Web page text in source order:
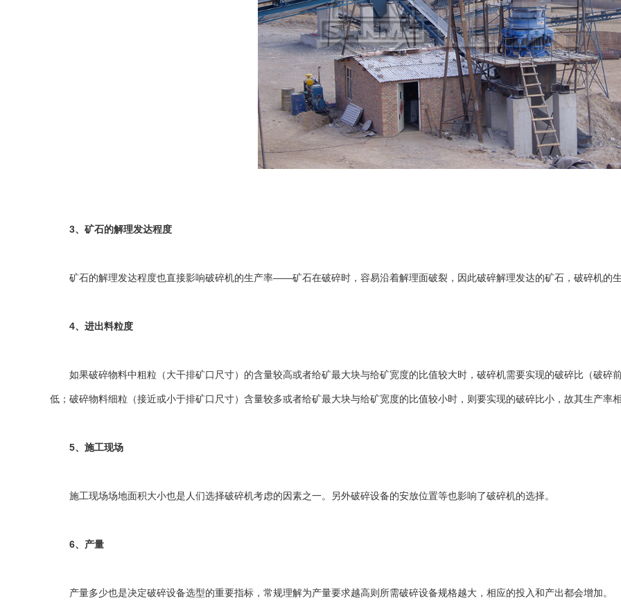
3、矿石的解理发达程度
矿石的解理发达程度也直接影响破碎机的生产率——矿石在破碎时，容易沿着解理面破裂，因此破碎解理发达的矿石，破碎机的
4、进出料粒度
如果破碎物料中粗粒（大干排矿口尺寸）的含量较高或者给矿最大块与给矿宽度的比值较大时，破碎机需要实现的破碎比（破碎
低；破碎物料细粒（接近或小于排矿口尺寸）含量较多或者给矿最大块与给矿宽度的比值较小时，则要实现的破碎比小，故其生产率
5、施工现场
施工现场场地面积大小也是人们选择破碎机考虑的因素之一。另外破碎设备的安放位置等也影响了破碎机的选择。
6、产量
产量多少也是决定破碎设备选型的重要指标，常规理解为产量要求越高则所需破碎设备规格越大，相应的投入和产出都会增加。